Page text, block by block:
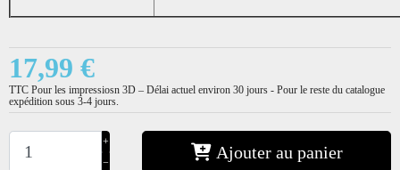
17,99 €
TTC Pour les impressiosn 3D – Délai actuel environ 30 jours - Pour le reste du catalogue
expédition sous 3-4 jours.
+
−
Ajouter au panier